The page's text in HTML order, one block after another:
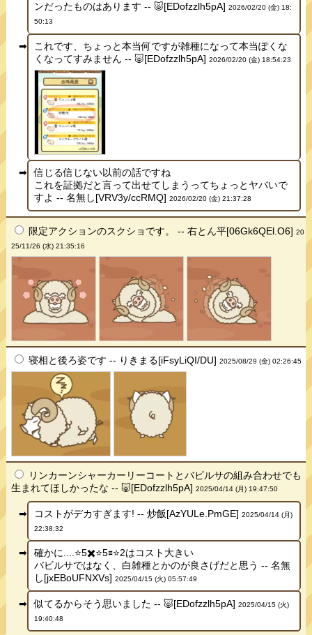
ンだったものはあります -- 🐷[EDofzzlh5pA] 2026/02/20 (金) 18:
50:13
これです、ちょっと本当何ですが雑種になって本当ぽくな
くなってすみません -- 🐷[EDofzzlh5pA] 2026/02/20 (金) 18:54:23
信じる信じない以前の話ですね
これを証拠だと言って出せてしまうってちょっとヤバいで
すよ -- 名無し[VRV3y/ccRMQ] 2026/02/20 (金) 21:37:28
限定アクションのスクショです。 -- 右とん平[06Gk6QEl.O6]20
25/11/26 (水) 21:35:16
寝相と後ろ姿です -- りきまる[iFsyLiQI/DU]2025/08/29 (金) 02:26:45
リンカーンシャーカーリーコートとバビルサの組み合わせでも
生まれてほしかったな -- 🐷[EDofzzlh5pA]2025/04/14 (月) 19:47:50
コストがデカすぎます! -- 炒飯[AzYULe.PmGE] 2025/04/14 (月)
22:38:32
確かに....⭐️5✖️⭐️5🟰⭐️2はコスト大きい
バビルサではなく、白雑種とかのが良さげだと思う -- 名無
し[jxEBoUFNXVs] 2025/04/15 (火) 05:57:49
似てるからそう思いました -- 🐷[EDofzzlh5pA] 2025/04/15 (火)
19:40:48